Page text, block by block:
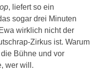
, liefert so ein
sogar drei Minuten
wirklich nicht der
Zirkus ist. Warum
Bühne und vor
wer will.